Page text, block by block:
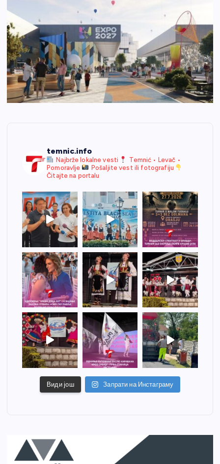
temnic.info
Najbrže lokalne vesti
Temnić • Levač •
Pomoravlje
Pošaljite vest ili fotografiju
Čitajte na portalu
Види још Запрати на Инстаграму